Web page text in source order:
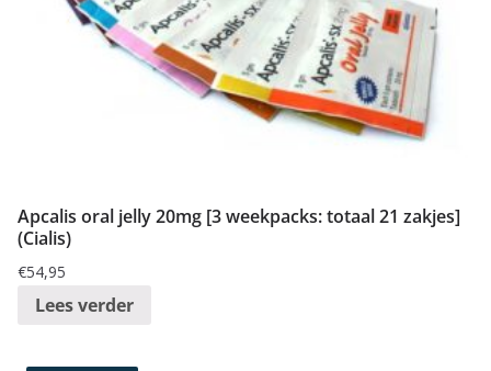
Apcalis oral jelly 20mg [3 weekpacks: totaal 21 zakjes]
(Cialis)
€54,95
Lees verder